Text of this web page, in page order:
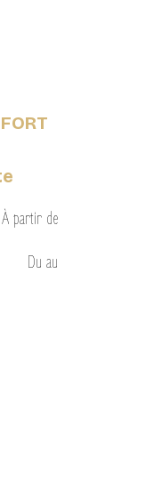
À partir de
Du au